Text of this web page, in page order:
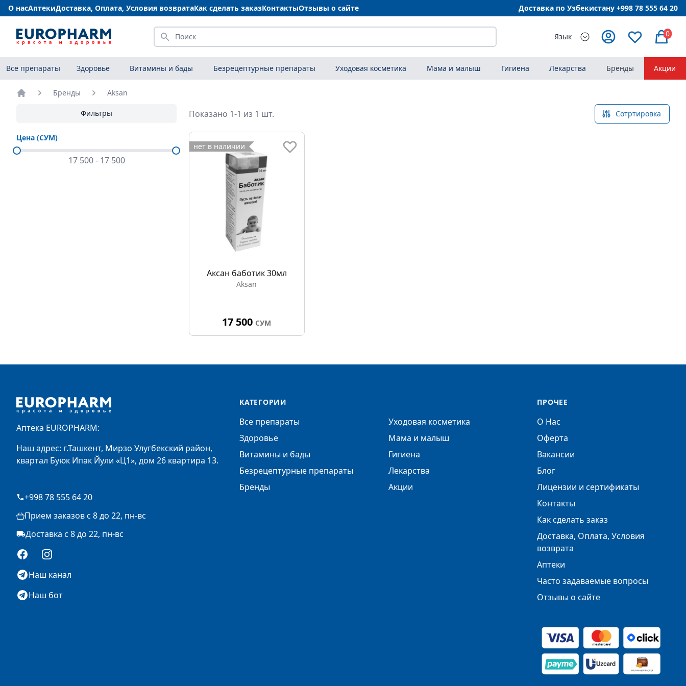
О насАптекиДоставка, Оплата, Условия возвратаКак сделать заказКонтактыОтзывы о сайте Доставка по Узбекистану +998 78 555 64 20
Искать Язык 0
Все препараты Здоровье Витамины и бады Безрецептурные препараты Уходовая косметика Мама и малыш Гигиена Лекарства Бренды Акции
Бренды Aksan
Фильтры
Цена (СУМ)
17 500- 17 500
Показано 1-1 из 1 шт. Сотртировка
нет в наличии
Аксан баботик 30мл
Aksan
17 500 СУМ
Аптека EUROPHARM:
Наш адрес: г.Ташкент, Мирзо Улугбекский район,
квартал Буюк Ипак Йули «Ц1», дом 26 квартира 13.
+998 78 555 64 20
Прием заказов с 8 до 22, пн-вс
Доставка с 8 до 22, пн-вс
FacebookInstagram
Наш канал
Наш бот
КАТЕГОРИИ
Все препараты
Здоровье
Витамины и бады
Безрецептурные препараты
Бренды
Уходовая косметика
Мама и малыш
Гигиена
Лекарства
Акции
ПРОЧЕЕ
О Нас
Оферта
Вакансии
Блог
Лицензии и сертификаты
Контакты
Как сделать заказ
Доставка, Оплата, Условия
возврата
Аптеки
Часто задаваемые вопросы
Отзывы о сайте